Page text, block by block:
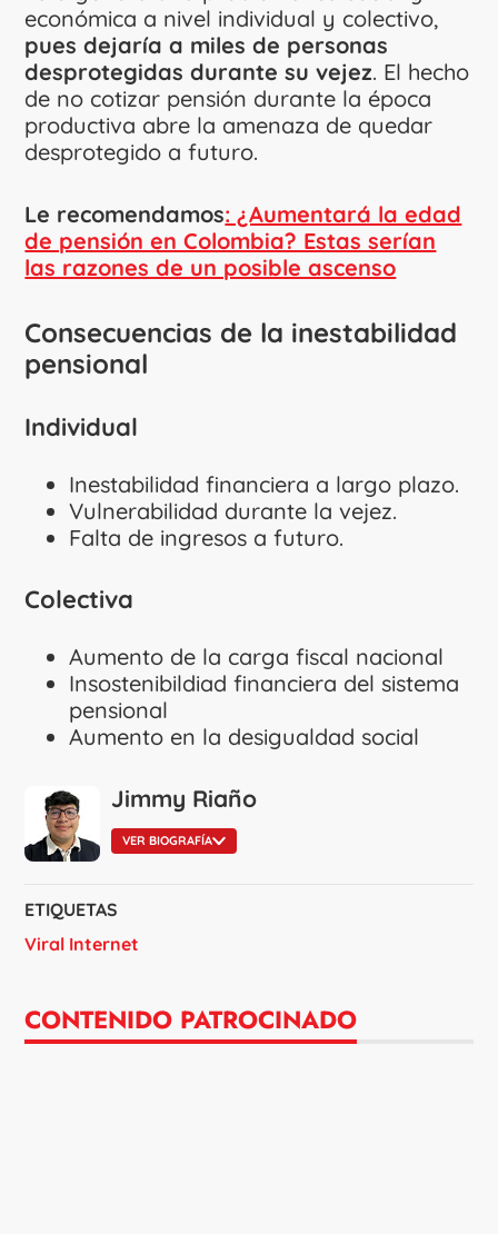
económica a nivel individual y colectivo,
pues dejaría a miles de personas
desprotegidas durante su vejez. El hecho
de no cotizar pensión durante la época
productiva abre la amenaza de quedar
desprotegido a futuro.
Le recomendamos: ¿Aumentará la edad
de pensión en Colombia? Estas serían
las razones de un posible ascenso
Consecuencias de la inestabilidad
pensional
Individual
Inestabilidad financiera a largo plazo.
Vulnerabilidad durante la vejez.
Falta de ingresos a futuro.
Colectiva
Aumento de la carga fiscal nacional
Insostenibildiad financiera del sistema
pensional
Aumento en la desigualdad social
Jimmy Riaño
VER BIOGRAFÍA
ETIQUETAS
Viral Internet
CONTENIDO PATROCINADO